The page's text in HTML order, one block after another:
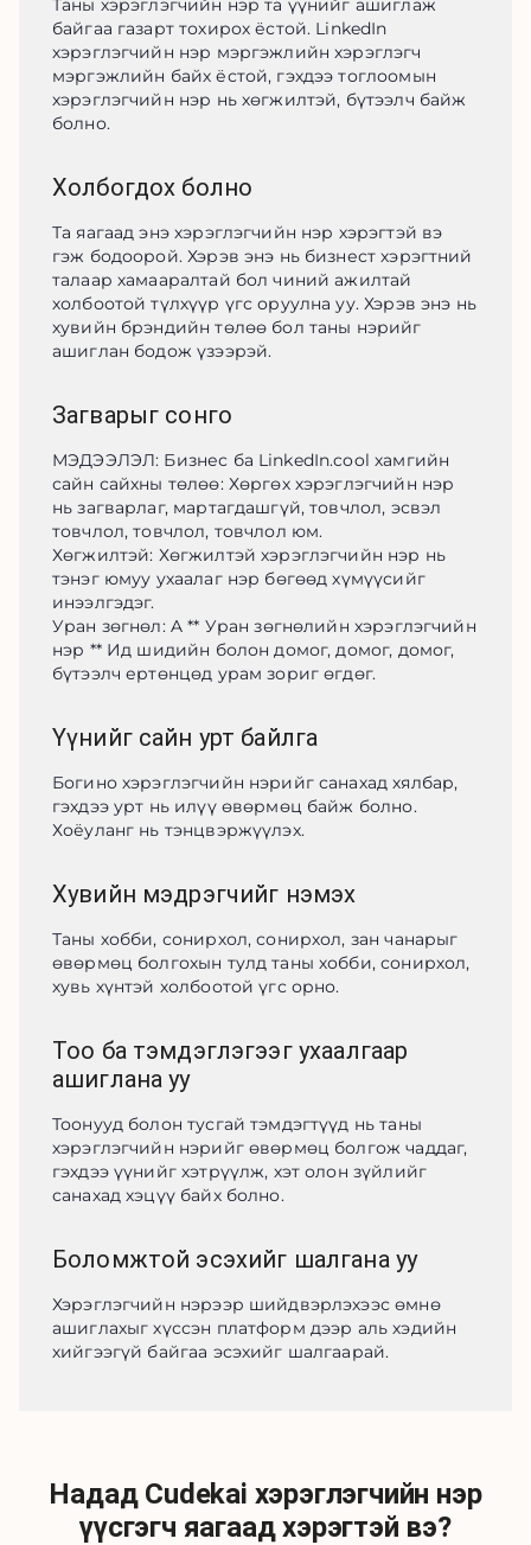
Таны хэрэглэгчийн нэр та үүнийг ашиглаж
байгаа газарт тохирох ёстой. LinkedIn
хэрэглэгчийн нэр мэргэжлийн хэрэглэгч
мэргэжлийн байх ёстой, гэхдээ тоглоомын
хэрэглэгчийн нэр нь хөгжилтэй, бүтээлч байж
болно.
Холбогдох болно
Та яагаад энэ хэрэглэгчийн нэр хэрэгтэй вэ
гэж бодоорой. Хэрэв энэ нь бизнест хэрэгтний
талаар хамааралтай бол чиний ажилтай
холбоотой түлхүүр үгс оруулна уу. Хэрэв энэ нь
хувийн брэндийн төлөө бол таны нэрийг
ашиглан бодож үзээрэй.
Загварыг сонго
МЭДЭЭЛЭЛ: Бизнес ба LinkedIn.cool хамгийн
сайн сайхны төлөө: Хөргөх хэрэглэгчийн нэр
нь загварлаг, мартагдашгүй, товчлол, эсвэл
товчлол, товчлол, товчлол юм.
Хөгжилтэй: Хөгжилтэй хэрэглэгчийн нэр нь
тэнэг юмуу ухаалаг нэр бөгөөд хүмүүсийг
инээлгэдэг.
Уран зөгнөл: A ** Уран зөгнөлийн хэрэглэгчийн
нэр ** Ид шидийн болон домог, домог, домог,
бүтээлч ертөнцөд урам зориг өгдөг.
Үүнийг сайн урт байлга
Богино хэрэглэгчийн нэрийг санахад хялбар,
гэхдээ урт нь илүү өвөрмөц байж болно.
Хоёуланг нь тэнцвэржүүлэх.
Хувийн мэдрэгчийг нэмэх
Таны хобби, сонирхол, сонирхол, зан чанарыг
өвөрмөц болгохын тулд таны хобби, сонирхол,
хувь хүнтэй холбоотой үгс орно.
Тоо ба тэмдэглэгээг ухаалгаар
ашиглана уу
Тоонууд болон тусгай тэмдэгтүүд нь таны
хэрэглэгчийн нэрийг өвөрмөц болгож чаддаг,
гэхдээ үүнийг хэтрүүлж, хэт олон зүйлийг
санахад хэцүү байх болно.
Боломжтой эсэхийг шалгана уу
Хэрэглэгчийн нэрээр шийдвэрлэхээс өмнө
ашиглахыг хүссэн платформ дээр аль хэдийн
хийгээгүй байгаа эсэхийг шалгаарай.
Надад Cudekai хэрэглэгчийн нэр
үүсгэгч яагаад хэрэгтэй вэ?